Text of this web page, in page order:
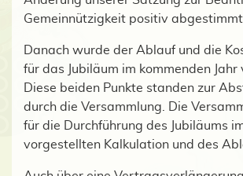
Gemeinnützigkeit positiv abgestimmt.
Danach wurde der Ablauf und die
für das Jubiläum im kommenden Jahr
Diese beiden Punkte standen zur
durch die Versammlung. Die
für die Durchführung des Jubiläums
vorgestellten Kalkulation und des